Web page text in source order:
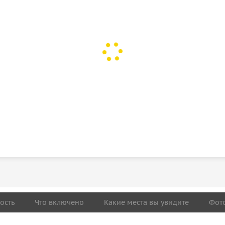
Что включено Какие места вы увидите